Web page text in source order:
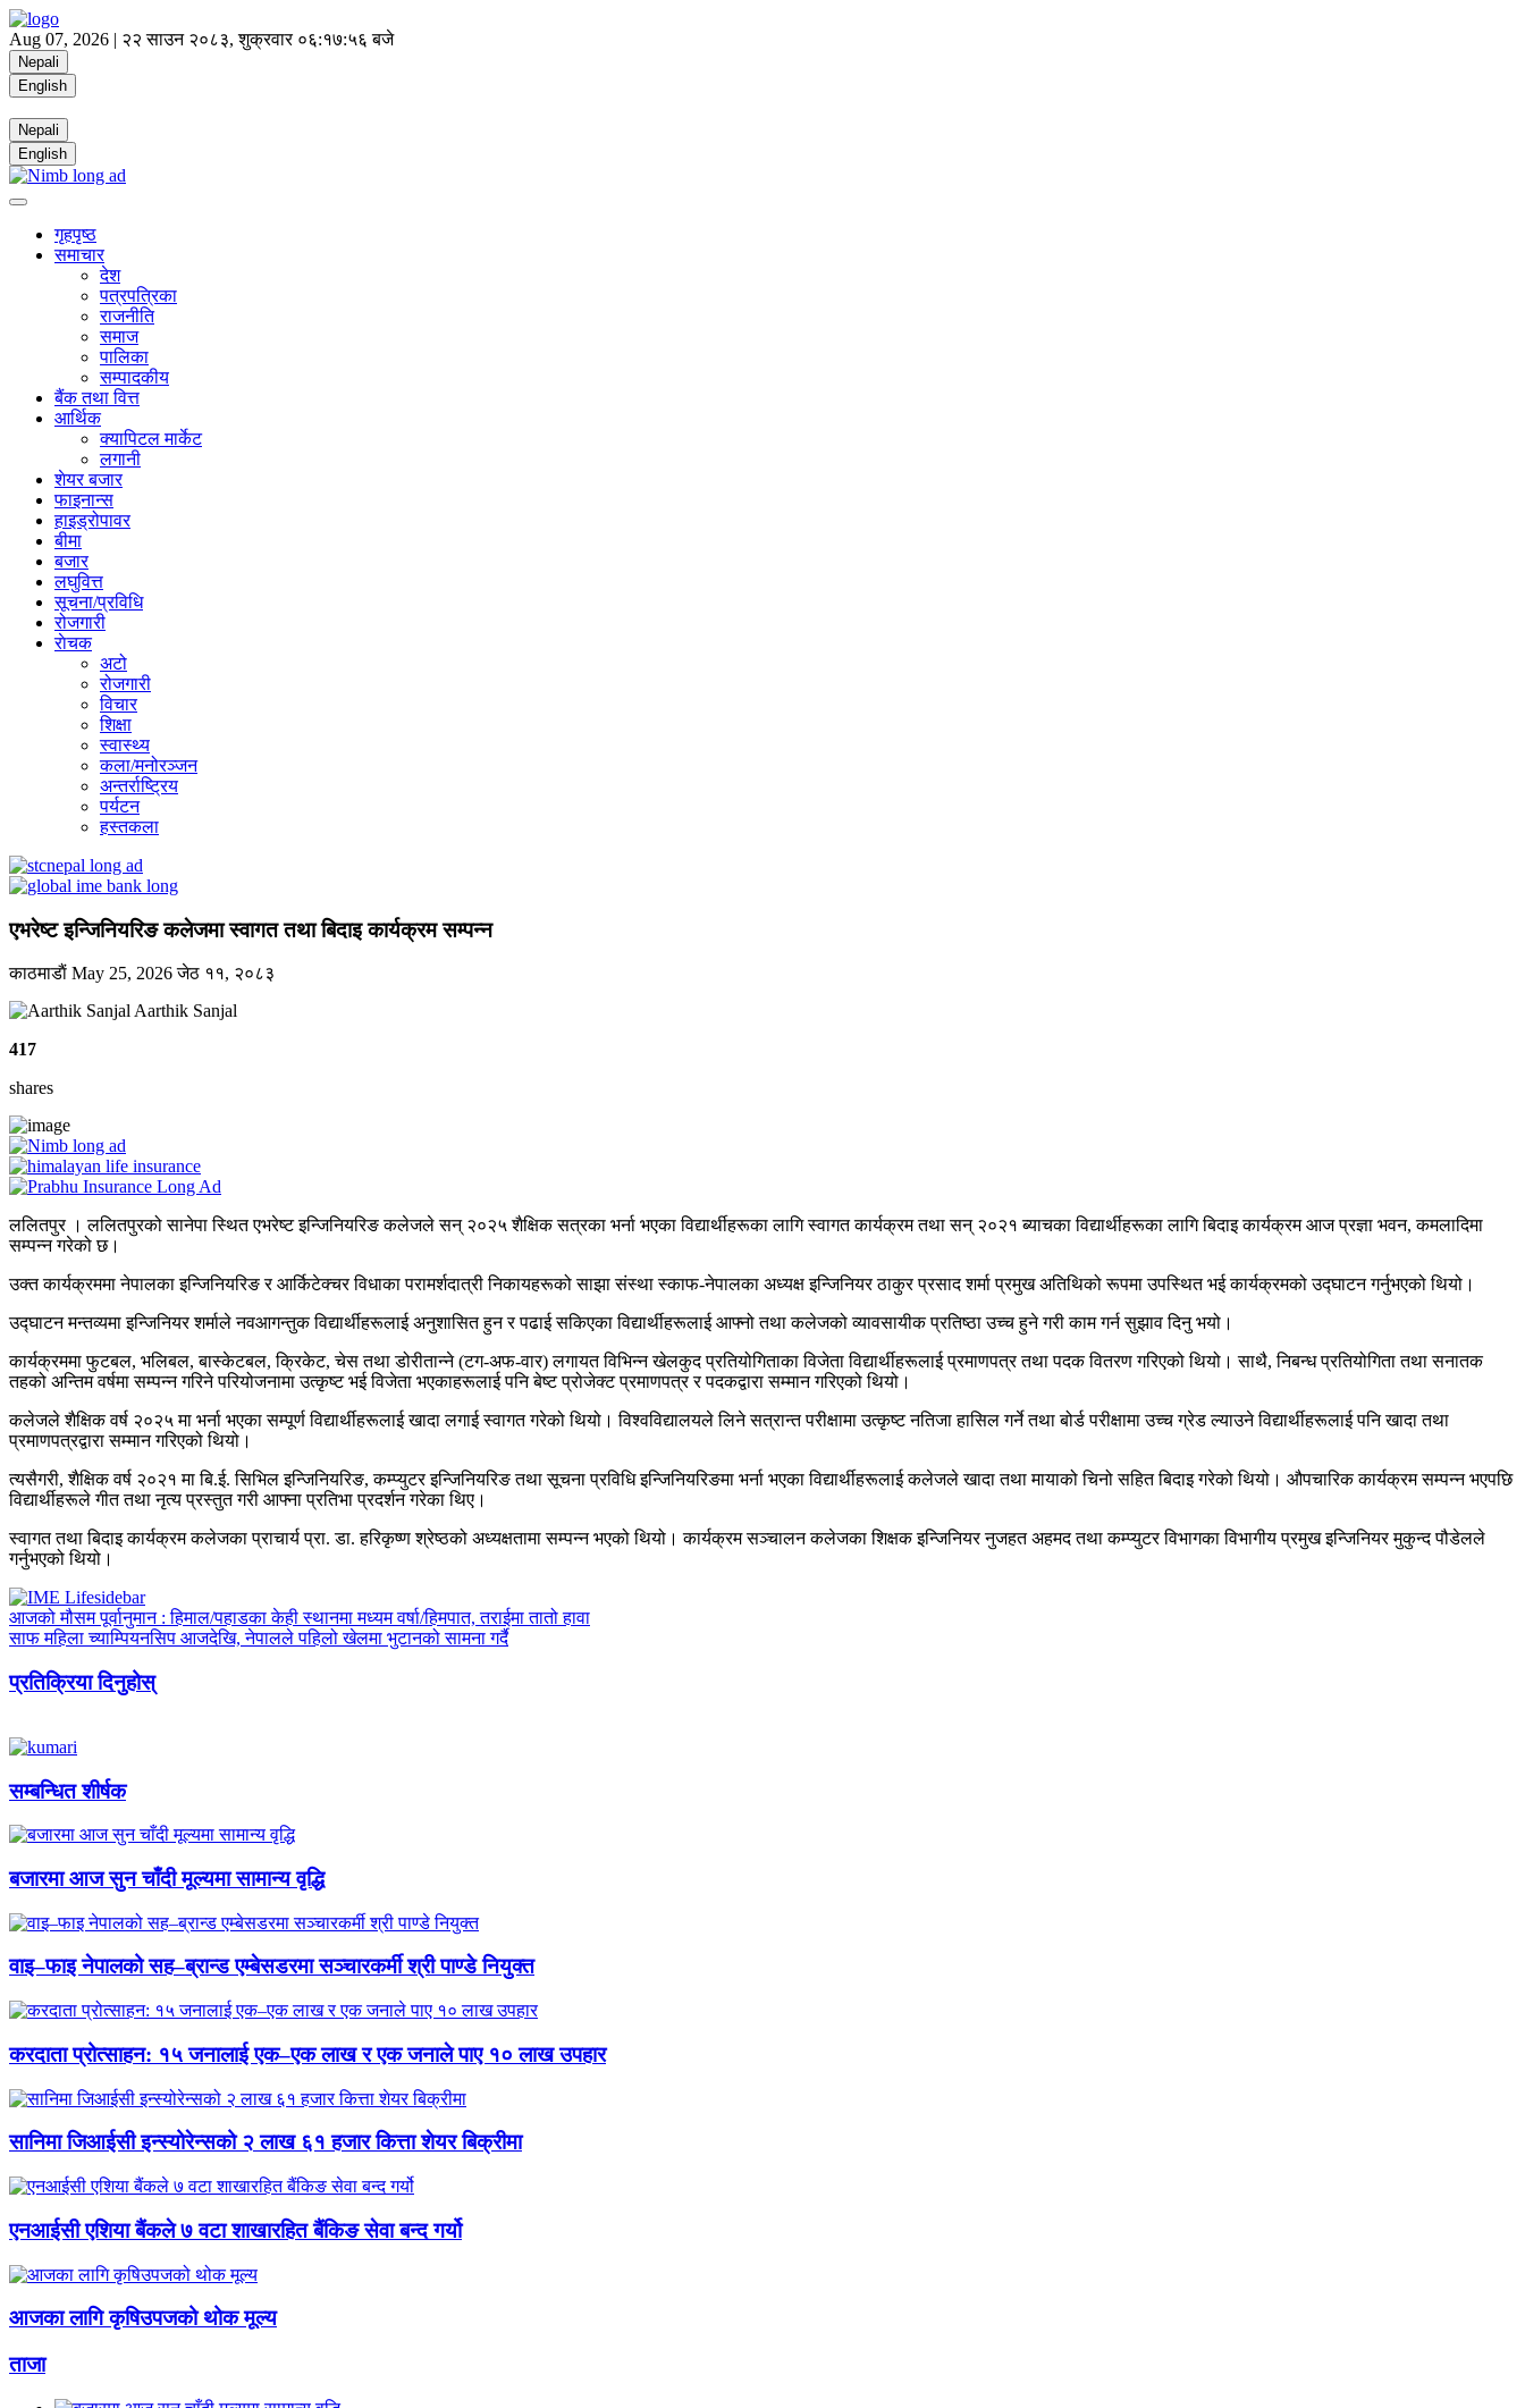
Aug 07, 2026 | २२ साउन २०८३, शुक्रवार ०६:१७:५७ बजे
Nepali
English
Nepali
English
गृहपृष्ठ
समाचार
देश
पत्रपत्रिका
राजनीति
समाज
पालिका
सम्पादकीय
बैंक तथा वित्त
आर्थिक
क्यापिटल मार्केट
लगानी
शेयर बजार
फाइनान्स
हाइड्रोपावर
बीमा
बजार
लघुवित्त
सूचना/प्रविधि
रोजगारी
राेचक
अटो
रोजगारी
विचार
शिक्षा
स्वास्थ्य
कला/मनोरञ्जन
अन्तर्राष्ट्रिय
पर्यटन
हस्तकला
एभरेष्ट इन्जिनियरिङ कलेजमा स्वागत तथा बिदाइ कार्यक्रम सम्पन्न
काठमाडाैं May 25, 2026जेठ ११, २०८३
Aarthik Sanjal
417
shares
ललितपुर । ललितपुरको सानेपा स्थित एभरेष्ट इन्जिनियरिङ कलेजले सन् २०२५ शैक्षिक सत्रका भर्ना भएका विद्यार्थीहरूका लागि स्वागत कार्यक्रम तथा सन् २०२१ ब्याचका विद्यार्थीहरूका लागि बिदाइ कार्यक्रम आज प्रज्ञा भवन, कमलादिमा
सम्पन्न गरेको छ।
उक्त कार्यक्रममा नेपालका इन्जिनियरिङ र आर्किटेक्चर विधाका परामर्शदात्री निकायहरूको साझा संस्था स्काफ-नेपालका अध्यक्ष इन्जिनियर ठाकुर प्रसाद शर्मा प्रमुख अतिथिको रूपमा उपस्थित भई कार्यक्रमको उद्घाटन गर्नुभएको थियो।
उद्घाटन मन्तव्यमा इन्जिनियर शर्माले नवआगन्तुक विद्यार्थीहरूलाई अनुशासित हुन र पढाई सकिएका विद्यार्थीहरूलाई आफ्नो तथा कलेजको व्यावसायीक प्रतिष्ठा उच्च हुने गरी काम गर्न सुझाव दिनु भयो।
कार्यक्रममा फुटबल, भलिबल, बास्केटबल, क्रिकेट, चेस तथा डोरीतान्ने (टग-अफ-वार) लगायत विभिन्न खेलकुद प्रतियोगिताका विजेता विद्यार्थीहरूलाई प्रमाणपत्र तथा पदक वितरण गरिएको थियो। साथै, निबन्ध प्रतियोगिता तथा सनातक
तहको अन्तिम वर्षमा सम्पन्न गरिने परियोजनामा उत्कृष्ट भई विजेता भएकाहरूलाई पनि बेष्ट प्रोजेक्ट प्रमाणपत्र र पदकद्वारा सम्मान गरिएको थियो।
कलेजले शैक्षिक वर्ष २०२५ मा भर्ना भएका सम्पूर्ण विद्यार्थीहरूलाई खादा लगाई स्वागत गरेको थियो। विश्वविद्यालयले लिने सत्रान्त परीक्षामा उत्कृष्ट नतिजा हासिल गर्ने तथा बोर्ड परीक्षामा उच्च ग्रेड ल्याउने विद्यार्थीहरूलाई पनि खादा तथा
प्रमाणपत्रद्वारा सम्मान गरिएको थियो।
त्यसैगरी, शैक्षिक वर्ष २०२१ मा बि.ई. सिभिल इन्जिनियरिङ, कम्प्युटर इन्जिनियरिङ तथा सूचना प्रविधि इन्जिनियरिङमा भर्ना भएका विद्यार्थीहरूलाई कलेजले खादा तथा मायाको चिनो सहित बिदाइ गरेको थियो। औपचारिक कार्यक्रम सम्पन्न भएपछि
विद्यार्थीहरूले गीत तथा नृत्य प्रस्तुत गरी आफ्ना प्रतिभा प्रदर्शन गरेका थिए।
स्वागत तथा बिदाइ कार्यक्रम कलेजका प्राचार्य प्रा. डा. हरिकृष्ण श्रेष्ठको अध्यक्षतामा सम्पन्न भएको थियो। कार्यक्रम सञ्चालन कलेजका शिक्षक इन्जिनियर नुजहत अहमद तथा कम्प्युटर विभागका विभागीय प्रमुख इन्जिनियर मुकुन्द पौडेलले
गर्नुभएको थियो।
आजको मौसम पूर्वानुमान : हिमाल/पहाडका केही स्थानमा मध्यम वर्षा/हिमपात, तराईमा तातो हावा
साफ महिला च्याम्पियनसिप आजदेखि, नेपालले पहिलो खेलमा भुटानको सामना गर्दै
प्रतिक्रिया दिनुहोस्
सम्बन्धित शीर्षक
बजारमा आज सुन चाँदी मूल्यमा सामान्य वृद्धि
वाइ–फाइ नेपालको सह–ब्रान्ड एम्बेसडरमा सञ्चारकर्मी श्री पाण्डे नियुक्त
करदाता प्रोत्साहन: १५ जनालाई एक–एक लाख र एक जनाले पाए १० लाख उपहार
सानिमा जिआईसी इन्स्योरेन्सको २ लाख ६१ हजार कित्ता शेयर बिक्रीमा
एनआईसी एशिया बैंकले ७ वटा शाखारहित बैंकिङ सेवा बन्द गर्यो
आजका लागि कृषिउपजको थोक मूल्य
ताजा